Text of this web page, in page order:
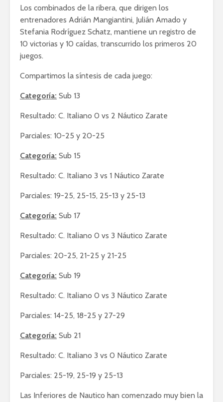
Los combinados de la ribera, que dirigen los
entrenadores Adrián Mangiantini, Julián Amado y
Stefania Rodríguez Schatz, mantiene un registro de
10 victorias y 10 caídas, transcurrido los primeros 20
juegos.
Compartimos la síntesis de cada juego:
Categoría: Sub 13
Resultado: C. Italiano 0 vs 2 Náutico Zarate
Parciales: 10-25 y 20-25
Categoría: Sub 15
Resultado: C. Italiano 3 vs 1 Náutico Zarate
Parciales: 19-25, 25-15, 25-13 y 25-13
Categoría: Sub 17
Resultado: C. Italiano 0 vs 3 Náutico Zarate
Parciales: 20-25, 21-25 y 21-25
Categoría: Sub 19
Resultado: C. Italiano 0 vs 3 Náutico Zarate
Parciales: 14-25, 18-25 y 27-29
Categoría: Sub 21
Resultado: C. Italiano 3 vs 0 Náutico Zarate
Parciales: 25-19, 25-19 y 25-13
Las Inferiores de Nautico han comenzado muy bien la